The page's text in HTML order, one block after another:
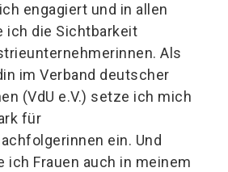
engagiert und in allen
ich die Sichtbarkeit
Als
im Verband deutscher
(VdU e.V.) setze ich mich
für
ein. Und
ich Frauen auch in meinem